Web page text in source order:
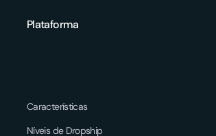
Plataforma
Características
Níveis de Dropship